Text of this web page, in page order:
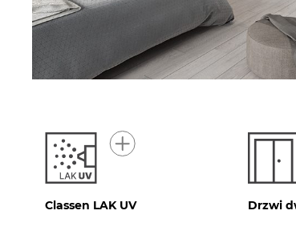
Classen LAK UV Drzwi